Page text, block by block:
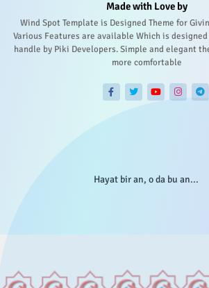
Made with Love by
Wind Spot Template is Designed Theme for
Various Features are available Which is
handle by Piki Developers. Simple and elegant
more comfortable
Hayat bir an, o da bu an...